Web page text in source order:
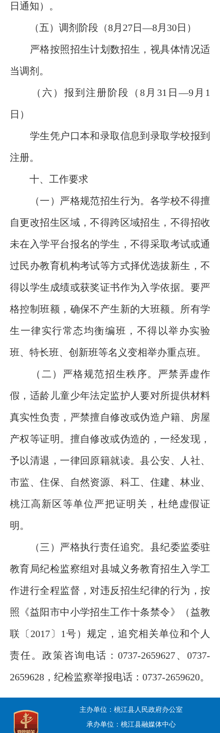
日通知）。
（五）调剂阶段（8月27日—8月30日）
严格按照招生计划数招生，视具体情况适
当调剂。
（六）报到注册阶段（8月31日—9月1
日）
学生凭户口本和录取信息到录取学校报到
注册。
十、工作要求
（一）严格规范招生行为。各学校不得擅
自更改招生区域，不得跨区域招生，不得招收
未在入学平台报名的学生，不得采取考试或通
过民办教育机构考试等方式择优选拔新生，不
得以学生成绩或获奖证书作为入学依据。要严
格控制班额，确保不产生新的大班额。所有学
生一律实行常态均衡编班，不得以举办实验
班、特长班、创新班等名义变相举办重点班。
（二）严格规范招生秩序。严禁弄虚作
假，适龄儿童少年法定监护人要对所提供材料
真实性负责，严禁擅自修改或伪造户籍、房屋
产权等证明。擅自修改或伪造的，一经发现，
予以清退，一律回原籍就读。县公安、人社、
市监、住保、自然资源、科工、住建、林业、
桃江高新区等单位严把证明关，杜绝虚假证
明。
（三）严格执行责任追究。县纪委监委驻
教育局纪检监察组对县城义务教育招生入学工
作进行全程监督，对违反招生纪律的行为，按
照《益阳市中小学招生工作十条禁令》（益教
联〔2017〕1号）规定，追究相关单位和个人
责任。政策咨询电话：0737-2659627、0737-
2659628，纪检监察举报电话：0737-2659620。
主办单位：桃江县人民政府办公室
承办单位：桃江县融媒体中心